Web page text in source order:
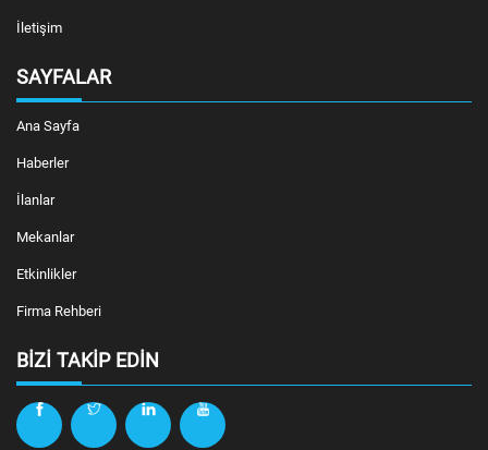
İletişim
SAYFALAR
Ana Sayfa
Haberler
İlanlar
Mekanlar
Etkinlikler
Firma Rehberi
BIZI TAKIP EDIN